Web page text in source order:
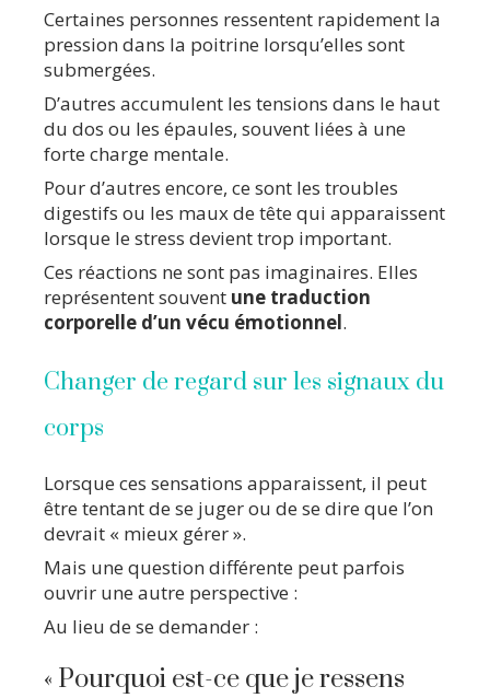
Certaines personnes ressentent rapidement la
pression dans la poitrine lorsqu’elles sont
submergées.
D’autres accumulent les tensions dans le haut
du dos ou les épaules, souvent liées à une
forte charge mentale.
Pour d’autres encore, ce sont les troubles
digestifs ou les maux de tête qui apparaissent
lorsque le stress devient trop important.
Ces réactions ne sont pas imaginaires. Elles
représentent souvent une traduction
corporelle d’un vécu émotionnel.
Changer de regard sur les signaux du
corps
Lorsque ces sensations apparaissent, il peut
être tentant de se juger ou de se dire que l’on
devrait « mieux gérer ».
Mais une question différente peut parfois
ouvrir une autre perspective :
Au lieu de se demander :
« Pourquoi est-ce que je ressens